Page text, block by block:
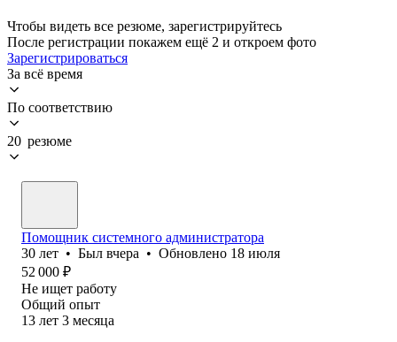
Чтобы видеть все резюме, зарегистрируйтесь
После регистрации покажем ещё 2 и откроем фото
Зарегистрироваться
За всё время
По соответствию
20 резюме
Помощник системного администратора
30 лет • Был вчера • Обновлено 18 июля
52 000 ₽
Не ищет работу
Общий опыт
13 лет 3 месяца